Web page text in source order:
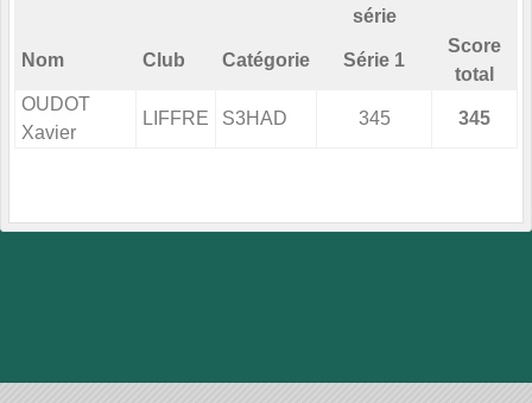
série
Nom Club Catégorie Série 1
Score
total
OUDOT
Xavier
LIFFRE S3HAD 345 345